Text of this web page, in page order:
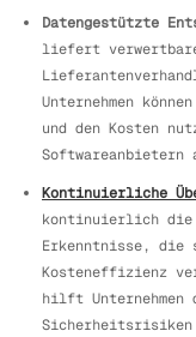
Datengestützte
liefert
Unternehmen
und den Kosten
Softwareanbietern
Kontinuierliche
kontinuierlich die
Erkenntnisse, die
Kosteneffizienz
hilft
Sicherheitsrisiken